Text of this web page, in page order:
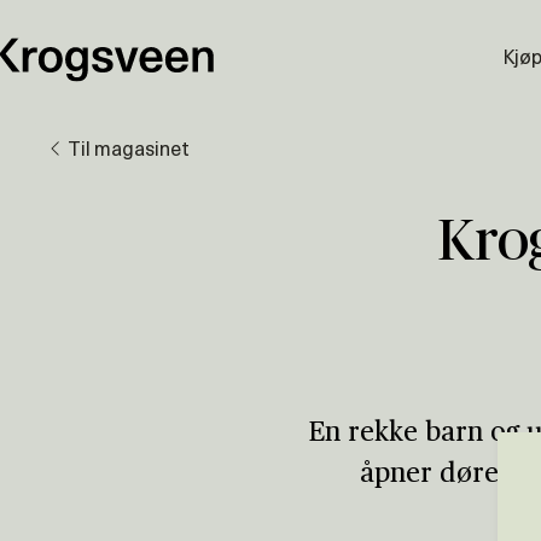
Til magasinet
En rekke barn og
åpner dørene